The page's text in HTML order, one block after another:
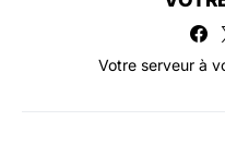
Votre serveur à